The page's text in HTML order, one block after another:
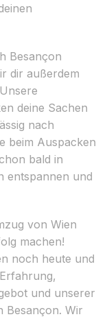
Besançon
dir außerdem
deine Sachen
nach
beim Auspacken
bald in
entspannen und
von Wien
machen!
noch heute und
und unserer
Besançon. Wir